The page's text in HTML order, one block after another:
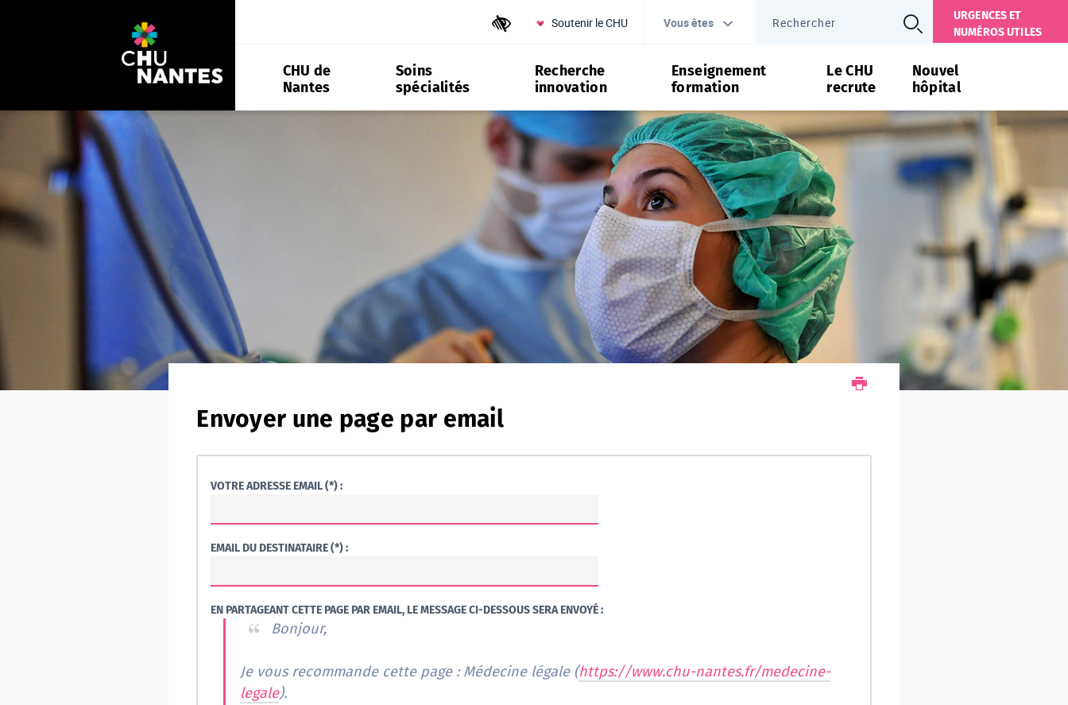
Outils d'accessibilité
Soutenir le CHU Vous êtes
URGENCES ET
NUMÉROS UTILES
CHU de
Nantes
Soins
spécialités
Recherche
innovation
Enseignement
formation
Le CHU
recrute
Nouvel
hôpital
Envoyer une page par email
VOTRE ADRESSE EMAIL (*) :
EMAIL DU DESTINATAIRE (*) :
EN PARTAGEANT CETTE PAGE PAR EMAIL, LE MESSAGE CI-DESSOUS SERA ENVOYÉ :
Bonjour,
Je vous recommande cette page : Médecine légale (https://www.chu-nantes.fr/medecine-
legale).